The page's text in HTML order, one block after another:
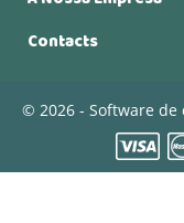
Contacts
© 2026 - Software de